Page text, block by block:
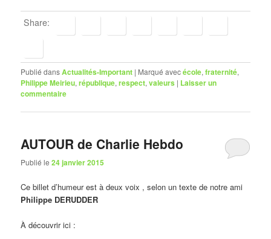
Share:
Publié dansActualités-Important | Marqué avecécole,fraternité,
Philippe Meirieu,république,respect,valeurs | Laisser un
commentaire
AUTOUR de Charlie Hebdo
Publié le24 janvier 2015
Ce billet d’humeur est à deux voix , selon un texte de notre ami
Philippe DERUDDER
À découvrir ici :